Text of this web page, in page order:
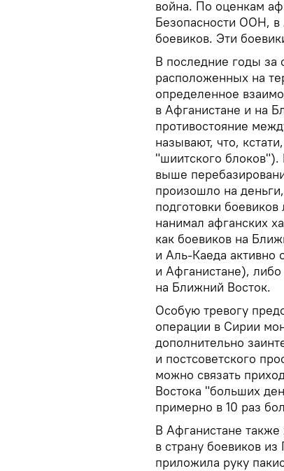
война. По оценкам
Безопасности ООН, в
боевиков. Эти
В последние годы за
расположенных на
определенное
в Афганистане и на
противостояние
называют, что,
"шиитского блоков").
выше
произошло на
подготовки
нанимал афганских
как боевиков на
и Аль-Каеда активно
и Афганистане),
на Ближний Восток.
Особую тревогу
операции в Сирии
дополнительно
и постсоветского
можно связать
Востока "больших
примерно в 10 раз
В Афганистане
в страну боевиков
приложила руку